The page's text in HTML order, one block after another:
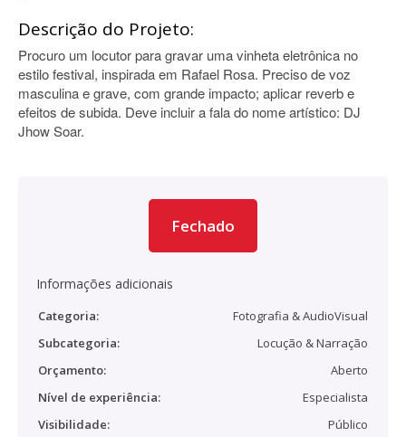
Descrição do Projeto:
Procuro um locutor para gravar uma vinheta eletrônica no
estilo festival, inspirada em Rafael Rosa. Preciso de voz
masculina e grave, com grande impacto; aplicar reverb e
efeitos de subida. Deve incluir a fala do nome artístico: DJ
Jhow Soar.
Fechado
Informações adicionais
Categoria:
Fotografia & AudioVisual
Subcategoria:
Locução & Narração
Orçamento:
Aberto
Nível de experiência:
Especialista
Visibilidade:
Público